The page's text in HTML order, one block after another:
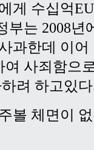
게 수십억
부는 2008년
과한데 이
여 사죄함으
려 하고있
볼 체면이